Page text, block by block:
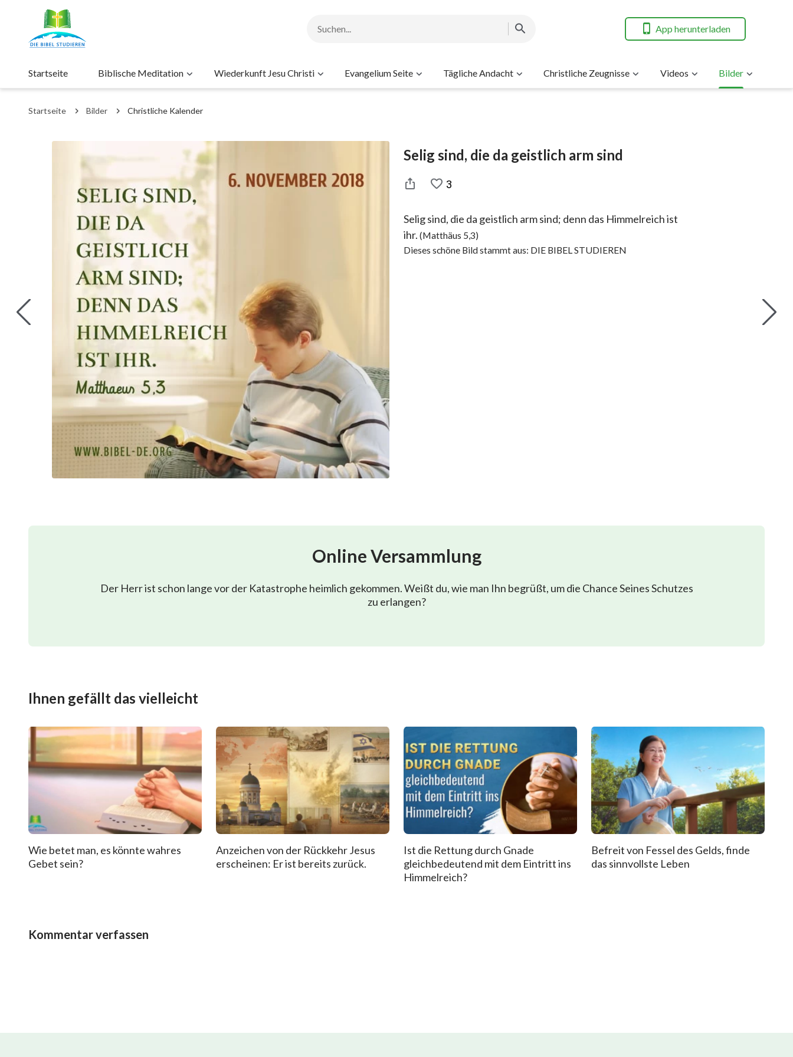
App herunterladen
Startseite Biblische Meditation Wiederkunft Jesu Christi Evangelium Seite Tägliche Andacht Christliche Zeugnisse Videos Bilder
Startseite Bilder Christliche Kalender
Selig sind, die da geistlich arm sind
3
Selig sind, die da geistlich arm sind; denn das Himmelreich ist
ihr. (Matthäus 5,3)
Dieses schöne Bild stammt aus: DIE BIBEL STUDIEREN
Online Versammlung
Der Herr ist schon lange vor der Katastrophe heimlich gekommen. Weißt du, wie man Ihn begrüßt, um die Chance Seines Schutzes
zu erlangen?
Ihnen gefällt das vielleicht
Wie betet man, es könnte wahres
Gebet sein?
Anzeichen von der Rückkehr Jesus
erscheinen: Er ist bereits zurück.
Ist die Rettung durch Gnade
gleichbedeutend mit dem Eintritt ins
Himmelreich?
Befreit von Fessel des Gelds, finde
das sinnvollste Leben
Kommentar verfassen